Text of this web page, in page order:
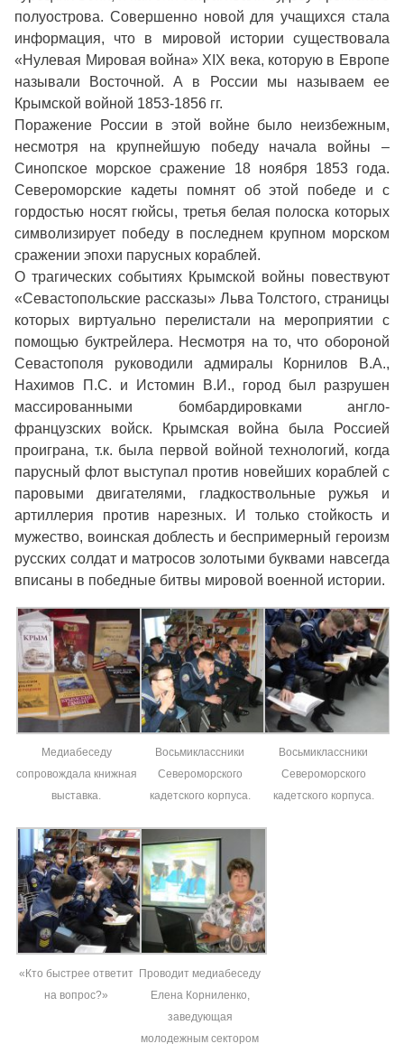
полуострова. Совершенно новой для учащихся стала
информация, что в мировой истории существовала
«Нулевая Мировая война» XIX века, которую в Европе
называли Восточной. А в России мы называем ее
Крымской войной 1853-1856 гг.
Поражение России в этой войне было неизбежным,
несмотря на крупнейшую победу начала войны –
Синопское морское сражение 18 ноября 1853 года.
Североморские кадеты помнят об этой победе и с
гордостью носят гюйсы, третья белая полоска которых
символизирует победу в последнем крупном морском
сражении эпохи парусных кораблей.
О трагических событиях Крымской войны повествуют
«Севастопольские рассказы» Льва Толстого, страницы
которых виртуально перелистали на мероприятии с
помощью буктрейлера. Несмотря на то, что обороной
Севастополя руководили адмиралы Корнилов В.А.,
Нахимов П.С. и Истомин В.И., город был разрушен
массированными бомбардировками англо-
французских войск. Крымская война была Россией
проиграна, т.к. была первой войной технологий, когда
парусный флот выступал против новейших кораблей с
паровыми двигателями, гладкоствольные ружья и
артиллерия против нарезных. И только стойкость и
мужество, воинская доблесть и беспримерный героизм
русских солдат и матросов золотыми буквами навсегда
вписаны в победные битвы мировой военной истории.
Медиабеседу
сопровождала книжная
выставка.
Восьмиклассники
Североморского
кадетского корпуса.
Восьмиклассники
Североморского
кадетского корпуса.
«Кто быстрее ответит
на вопрос?»
Проводит медиабеседу
Елена Корниленко,
заведующая
молодежным сектором